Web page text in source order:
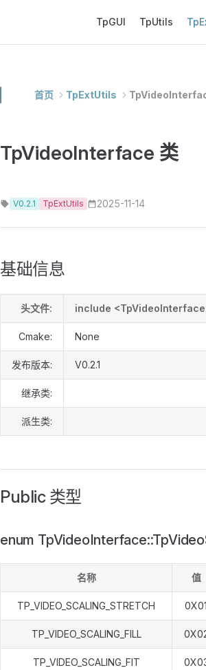
TpGUI TpUtils
首页 TpExtUtils
TpVideoInterface 类
V0.2.1 TpExtUtils 2025-11-14
基础信息
头文件: include
Cmake: None
发布版本: V0.2.1
继承类:
派生类:
Public 类型
enum
名称 值
TP_VIDEO_SCALING_STRETCH 0X01
TP_VIDEO_SCALING_FILL
TP_VIDEO_SCALING_FIT